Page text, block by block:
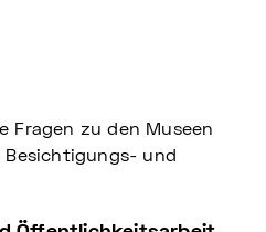
Fragen zu den Museen
Besichtigungs- und